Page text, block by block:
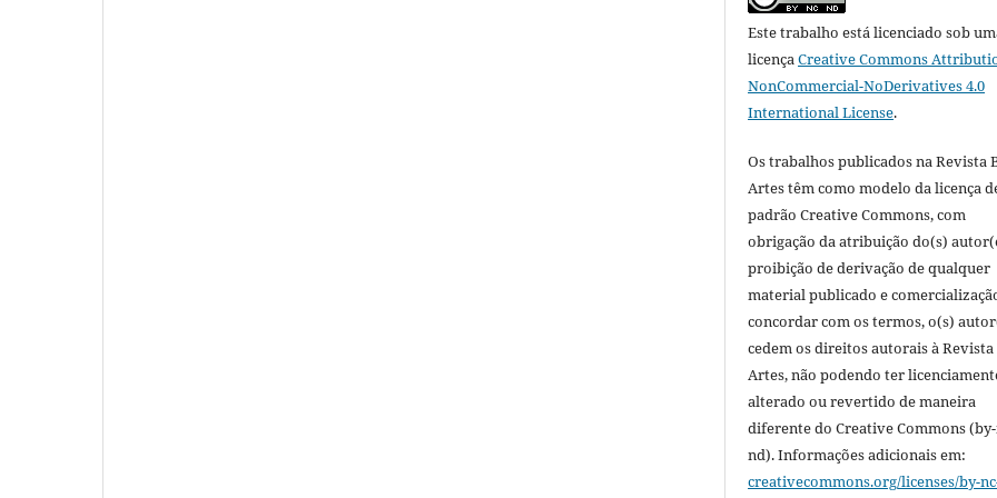
Este trabalho está licenciado sob
licençaCreative Commons
NonCommercial-NoDerivatives 4.0
International License.
Os trabalhos publicados na Revista
Artes têm como modelo da licença
padrão Creative Commons, com
obrigação da atribuição do(s)
proibição de derivação de qualquer
material publicado e
concordar com os termos, o(s)
cedem os direitos autorais à Revista
Artes, não podendo ter
alterado ou revertido de maneira
diferente do Creative Commons
nd). Informações adicionais em:
creativecommons.org/licenses/by-